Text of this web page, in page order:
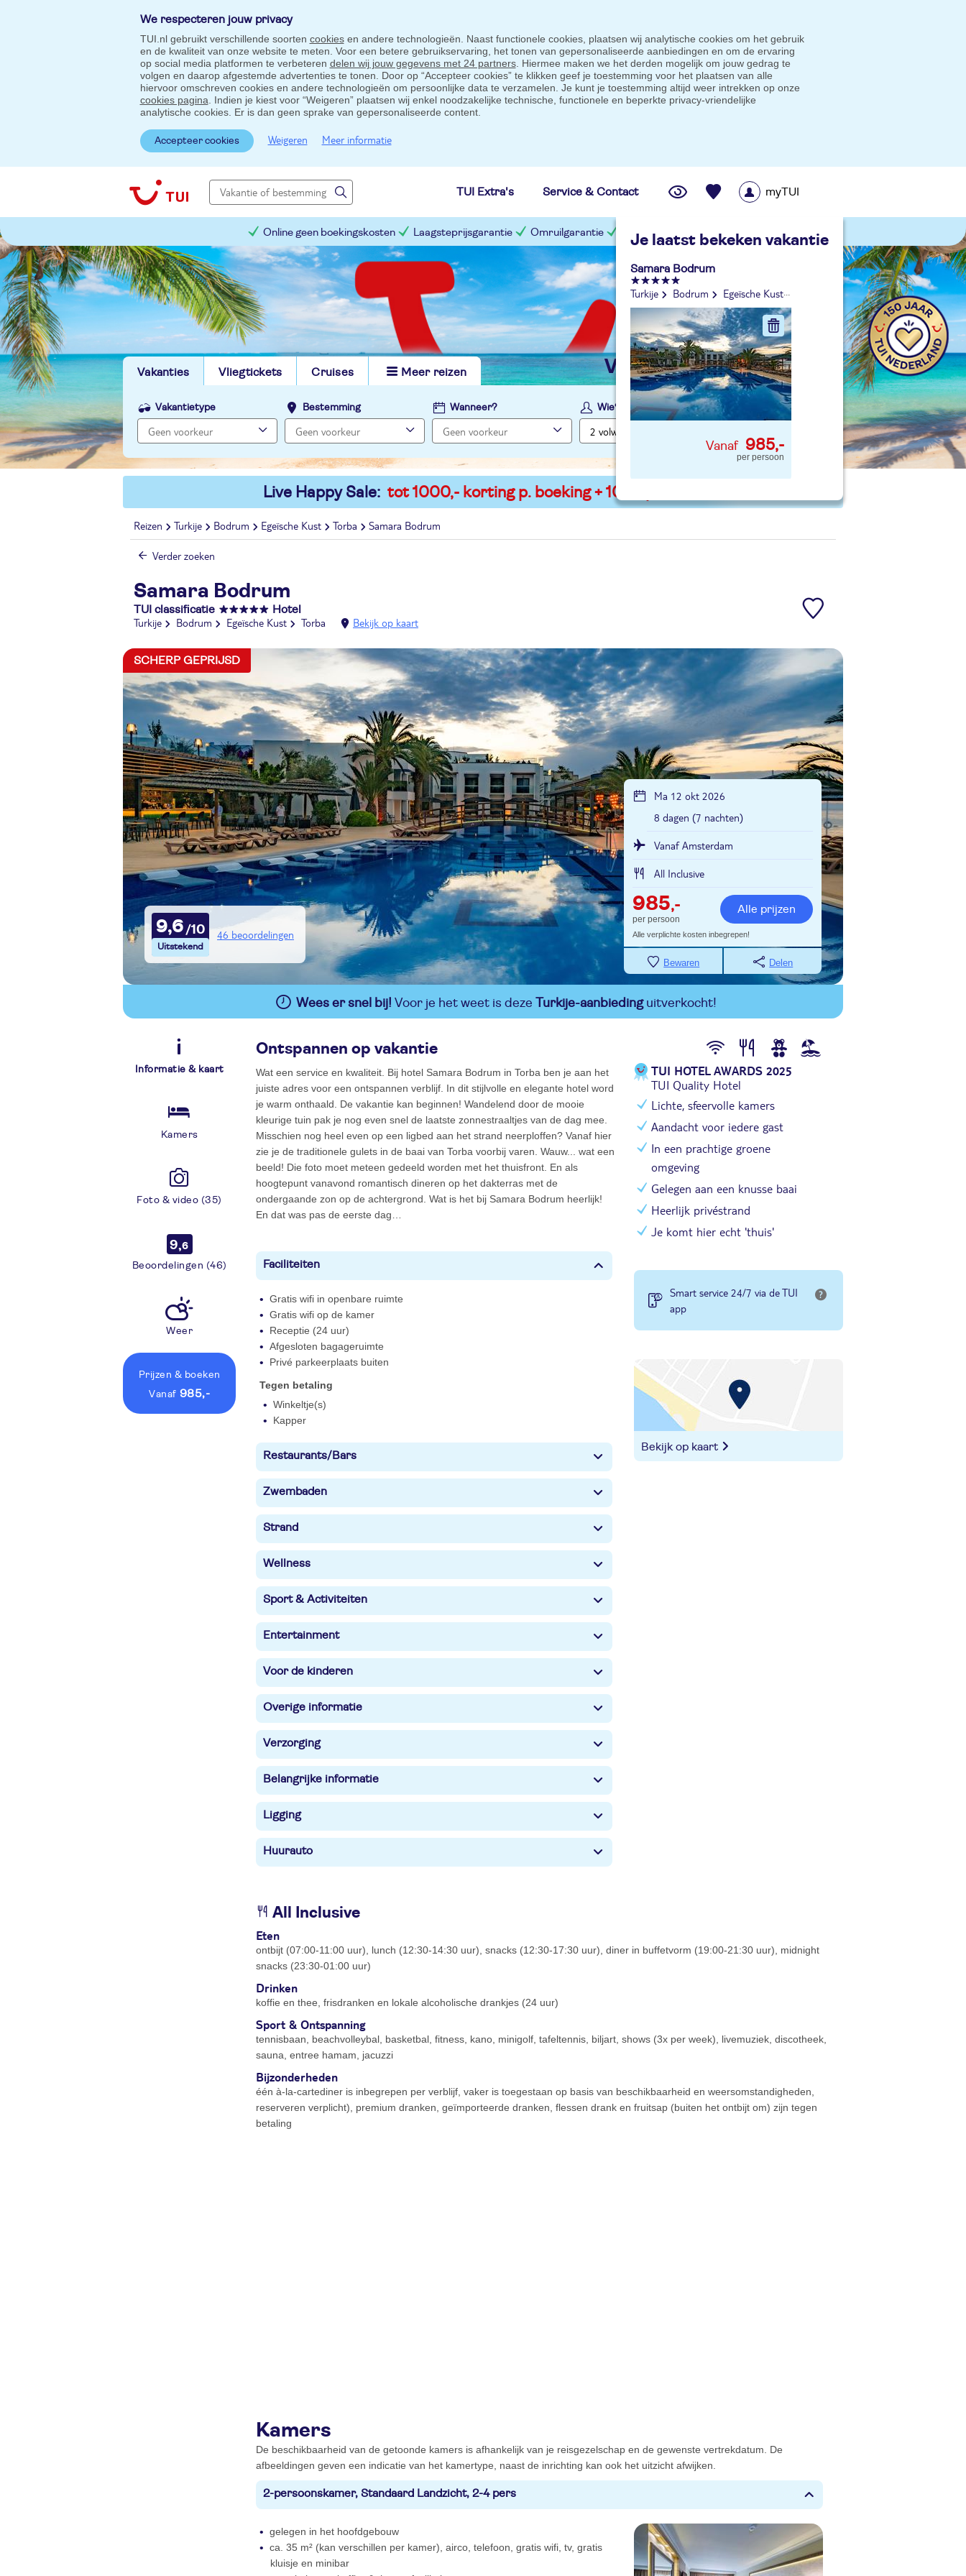
We respecteren jouw privacy
TUI.nl gebruikt verschillende soorten cookiesen andere technologieën. Naast functionele cookies, plaatsen wij analytische cookies om het gebruik
en de kwaliteit van onze website te meten. Voor een betere gebruikservaring, het tonen van gepersonaliseerde aanbiedingen en om de ervaring
op social media platformen te verbeteren delen wij jouw gegevens met 24 partners. Hiermee maken we het derden mogelijk om jouw gedrag te
volgen en daarop afgestemde advertenties te tonen. Door op “Accepteer cookies” te klikken geef je toestemming voor het plaatsen van alle
hiervoor omschreven cookies en andere technologieën om persoonlijke data te verzamelen. Je kunt je toestemming altijd weer intrekken op onze
cookies pagina . Indien je kiest voor “Weigeren” plaatsen wij enkel noodzakelijke technische, functionele en beperkte privacy-vriendelijke
analytische cookies. Er is dan geen sprake van gepersonaliseerde content.
Accepteer cookies Weigeren Meer informatie
TUI Extra's Service & Contact
Je laatst bekeken vakantie
Samara Bodrum
Turkije Bodrum Egeïsche Kust
985,-
per persoon
myTUI
Online geen boekingskosten Laagsteprijsgarantie Omruilgarantie Slimme prijsgarantie
Vakanties Vliegtickets Cruises Meer reizen vind jouw ideale vakantie
Vakantietype Bestemming Wanneer? Wie?
Live Happy Sale: tot 1000,- korting p. boeking + 100,- p. kind
Reizen Turkije Bodrum Egeïsche Kust Torba Samara Bodrum
Verder zoeken
Samara Bodrum
TUI classificatie Hotel
Turkije Bodrum Egeïsche Kust Torba Bekijk op kaart
9,6 46 beoordelingen
SCHERP GEPRIJSD
Ma 12 okt 2026
8 dagen (7 nachten)
Vanaf Amsterdam
All Inclusive
985,-
per persoon
Alle prijzen
Alle verplichte kosten inbegrepen!
Bewaren Delen
Wees er snel bij! Voor je het weet is deze Turkije-aanbiedinguitverkocht!
Informatie & kaart
Kamers
Foto & video (35)
9,6
Beoordelingen (46)
Weer
Prijzen & boeken
vanaf 985,-
Ontspannen op vakantie
Wat een service en kwaliteit. Bij hotel Samara Bodrum in Torba ben je aan het
juiste adres voor een ontspannen verblijf. In dit stijlvolle en elegante hotel word
je warm onthaald. De vakantie kan beginnen! Wandelend door de mooie
kleurige tuin pak je nog even snel de laatste zonnestraaltjes van de dag mee.
Misschien nog heel even op een ligbed aan het strand neerploffen? Vanaf hier
zie je de traditionele gulets in de baai van Torba voorbij varen. Wauw... wat een
beeld! Die foto moet meteen gedeeld worden met het thuisfront. En als
hoogtepunt vanavond romantisch dineren op het dakterras met de
ondergaande zon op de achtergrond. Wat is het bij Samara Bodrum heerlijk!
En dat was pas de eerste dag…
Faciliteiten
Gratis wifi in openbare ruimte
Gratis wifi op de kamer
Receptie (24 uur)
Afgesloten bagageruimte
Privé parkeerplaats buiten
Tegen betaling
Winkeltje(s)
Kapper
Restaurants/Bars
Zwembaden
Strand
Wellness
Sport & Activiteiten
Entertainment
Voor de kinderen
Overige informatie
Verzorging
Belangrijke informatie
Ligging
Huurauto
TUI HOTEL AWARDS 2025
TUI Quality Hotel
Lichte, sfeervolle kamers
Aandacht voor iedere gast
In een prachtige groene
omgeving
Gelegen aan een knusse baai
Heerlijk privéstrand
Je komt hier echt 'thuis'
Smart service 24/7 via de TUI
app
Bekijk op kaart
All Inclusive
Eten
ontbijt (07:00-11:00 uur), lunch (12:30-14:30 uur), snacks (12:30-17:30 uur), diner in buffetvorm (19:00-21:30 uur), midnight
snacks (23:30-01:00 uur)
Drinken
koffie en thee, frisdranken en lokale alcoholische drankjes (24 uur)
Sport & Ontspanning
tennisbaan, beachvolleybal, basketbal, fitness, kano, minigolf, tafeltennis, biljart, shows (3x per week), livemuziek, discotheek,
sauna, entree hamam, jacuzzi
Bijzonderheden
één à-la-cartediner is inbegrepen per verblijf, vaker is toegestaan op basis van beschikbaarheid en weersomstandigheden,
reserveren verplicht), premium dranken, geïmporteerde dranken, flessen drank en fruitsap (buiten het ontbijt om) zijn tegen
betaling
Kamers
De beschikbaarheid van de getoonde kamers is afhankelijk van je reisgezelschap en de gewenste vertrekdatum. De
afbeeldingen geven een indicatie van het kamertype, naast de inrichting kan ook het uitzicht afwijken.
2-persoonskamer, Standaard Landzicht, 2-4 pers
gelegen in het hoofdgebouw
ca. 35 m² (kan verschillen per kamer), airco, telefoon, gratis wifi, tv, gratis
kluisje en minibar